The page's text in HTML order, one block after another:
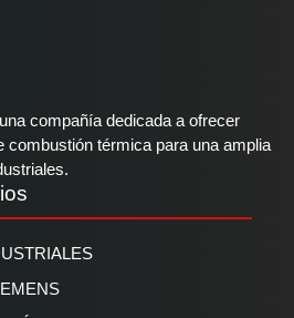
compañía dedicada a ofrecer
combustión térmica para una amplia